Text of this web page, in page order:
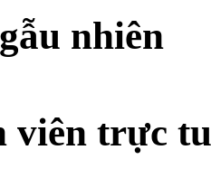
nhiên